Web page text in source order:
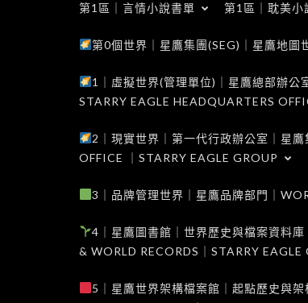
第1區｜言情小說書單 第1區｜耽美小
第0個世界｜星鷹集團(SEG)｜星鷹地
1｜虛擬世界(管理單位)｜星鷹總部辦
STARRY EAGLE HEADQUARTERS
2｜現實世界｜第一代行政辦公室｜星
OFFICE ｜STARRY EAGLE GROUP
3｜品牌管理世界｜星鷹品牌部門｜
4｜星鷹圖書館｜世界歷史與檔案資料
& WORLD RECORDS｜STARRY EAGLE
5｜星鷹世界架構檔案館｜起點歷史與